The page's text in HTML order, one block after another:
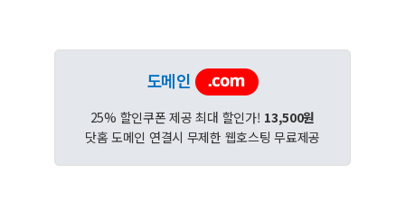
도메인
25% 할인쿠폰 제공 최대 할인가! 13,500원
닷홈 도메인 연결시 무제한 웹호스팅 무료제공